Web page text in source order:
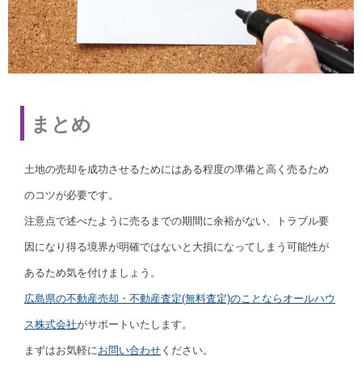
まとめ
土地の売却を成功させるためにはある程度の準備と高く売るため
のコツが必要です。
注意点で述べたように売るまでの期間に余裕がない、トラブル要
因になり得る境界が明確ではないと大損になってしまう可能性が
あるため気を付けましょう。
広島県の不動産売却・不動産査定(無料査定)のことならオールハウ
ス株式会社がサポートいたします。
まずはお気軽に お問い合わせ ください。